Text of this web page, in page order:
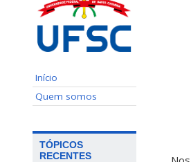
Início
Quem somos
TÓPICOS
RECENTES